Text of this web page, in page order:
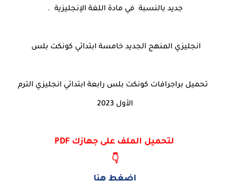
جديد بالنسبة في مادة اللغة الإنجليزية .
انجليزي المنهج الجديد خامسة ابتدائي كونكت بلس
تحميل براجرافات كونكت بلس رابعة ابتدائي انجليزي الترم
الأول 2023
لتحميل الملف على جهازك PDF
👇
اضغط هنا